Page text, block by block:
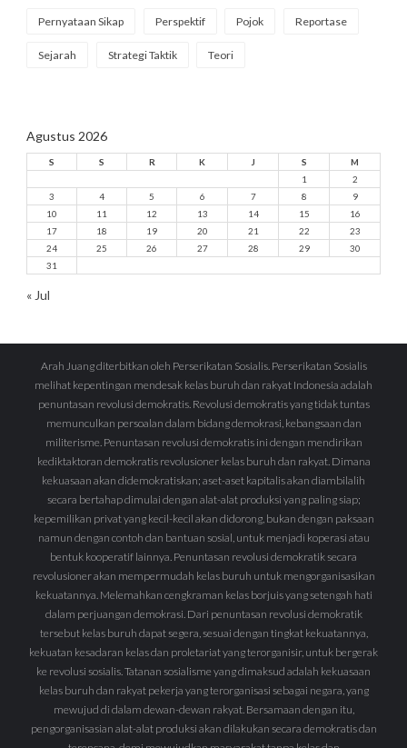
Pernyataan Sikap Perspektif Pojok Reportase
Sejarah Strategi Taktik Teori
Agustus 2026
S S R K J S
M
1
2
3
4 5 6 7 8
9
10
11 12 13 14 15
16
17
18 19 20 21 22
23
24
25 26 27 28 29
30
31
« Jul
Arah Juang diterbitkan oleh Perserikatan Sosialis. Perserikatan Sosialis
melihat kepentingan mendesak kelas buruh dan rakyat Indonesia adalah
penuntasan revolusi demokratis. Revolusi demokratis yang tidak tuntas
memunculkan persoalan dalam bidang demokrasi, kebangsaan dan
militerisme. Penuntasan revolusi demokratis ini dengan mendirikan
kediktaktoran demokratis revolusioner kelas buruh dan rakyat. Dimana
kekuasaan akan didemokratiskan; aset-aset kapitalis akan diambilalih
secara bertahap dimulai dengan alat-alat produksi yang paling siap;
kepemilikan privat yang kecil-kecil akan didorong, bukan dengan paksaan
namun dengan contoh dan bantuan sosial, untuk menjadi koperasi atau
bentuk kooperatif lainnya. Penuntasan revolusi demokratik secara
revolusioner akan mempermudah kelas buruh untuk mengorganisasikan
kekuatannya. Melemahkan cengkraman kelas borjuis yang setengah hati
dalam perjuangan demokrasi. Dari penuntasan revolusi demokratik
tersebut kelas buruh dapat segera, sesuai dengan tingkat kekuatannya,
kekuatan kesadaran kelas dan proletariat yang terorganisir, untuk bergerak
ke revolusi sosialis. Tatanan sosialisme yang dimaksud adalah kekuasaan
kelas buruh dan rakyat pekerja yang terorganisasi sebagai negara, yang
mewujud di dalam dewan-dewan rakyat. Bersamaan dengan itu,
pengorganisasian alat-alat produksi akan dilakukan secara demokratis dan